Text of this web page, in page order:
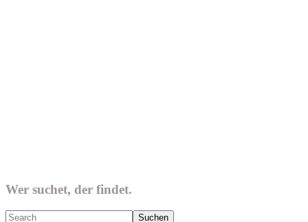
Wer suchet, der findet.
Search